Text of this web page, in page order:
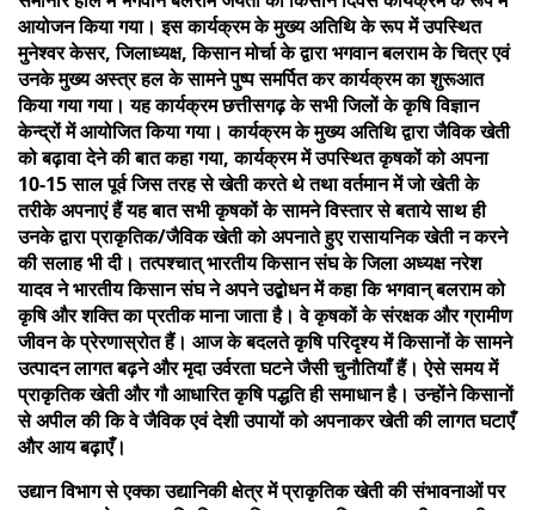
आयोजन किया गया। इस कार्यक्रम के मुख्य अतिथि के रूप में उपस्थित
मुनेश्वर केसर, जिलाध्यक्ष, किसान मोर्चा के द्वारा भगवान बलराम के चित्र एवं
उनके मुख्य अस्त्र हल के सामने पुष्प समर्पित कर कार्यक्रम का शुरूआत
किया गया गया। यह कार्यक्रम छत्तीसगढ़ के सभी जिलों के कृषि विज्ञान
केन्द्रों में आयोजित किया गया। कार्यक्रम के मुख्य अतिथि द्वारा जैविक खेती
को बढ़ावा देने की बात कहा गया, कार्यक्रम में उपस्थित कृषकों को अपना
10-15 साल पूर्व जिस तरह से खेती करते थे तथा वर्तमान में जो खेती के
तरीके अपनाएं हैं यह बात सभी कृषकों के सामने विस्तार से बताये साथ ही
उनके द्वारा प्राकृतिक/जैविक खेती को अपनाते हुए रासायनिक खेती न करने
की सलाह भी दी। तत्पश्चात् भारतीय किसान संघ के जिला अध्यक्ष नरेश
यादव ने भारतीय किसान संघ ने अपने उद्बोधन में कहा कि भगवान् बलराम को
कृषि और शक्ति का प्रतीक माना जाता है। वे कृषकों के संरक्षक और ग्रामीण
जीवन के प्रेरणास्रोत हैं। आज के बदलते कृषि परिदृश्य में किसानों के सामने
उत्पादन लागत बढ़ने और मृदा उर्वरता घटने जैसी चुनौतियाँ हैं। ऐसे समय में
प्राकृतिक खेती और गौ आधारित कृषि पद्धति ही समाधान है। उन्होंने किसानों
से अपील की कि वे जैविक एवं देशी उपायों को अपनाकर खेती की लागत घटाएँ
और आय बढ़ाएँ।
उद्यान विभाग से एक्का उद्यानिकी क्षेत्र में प्राकृतिक खेती की संभावनाओं पर